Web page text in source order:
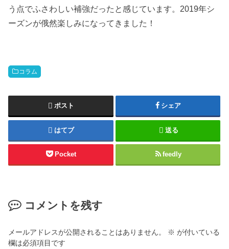
う点でふさわしい補強だったと感じています。2019年シ
ーズンが俄然楽しみになってきました！
コラム
ポスト シェア
はてブ 送る
Pocket feedly
コメントを残す
メールアドレスが公開されることはありません。 ※ が付いている
欄は必須項目です